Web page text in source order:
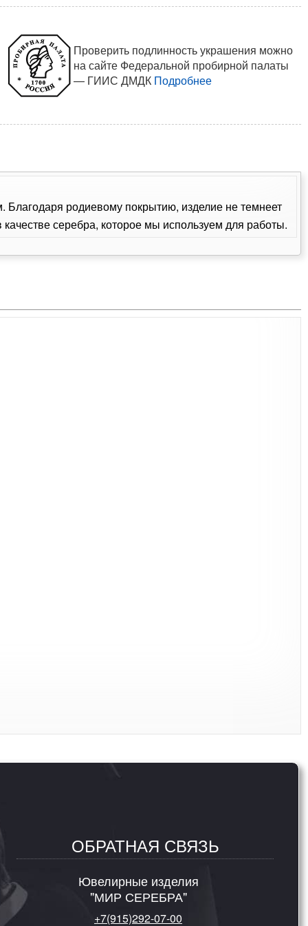
Проверить подлинность украшения можно
на сайте Федеральной пробирной палаты
— ГИИС ДМДК Подробнее
Благодаря родиевому покрытию, изделие не темнеет
серебра, которое мы используем для работы.
ОБРАТНАЯ СВЯЗЬ
Ювелирные изделия
"МИР СЕРЕБРА"
+7(915)292-07-00